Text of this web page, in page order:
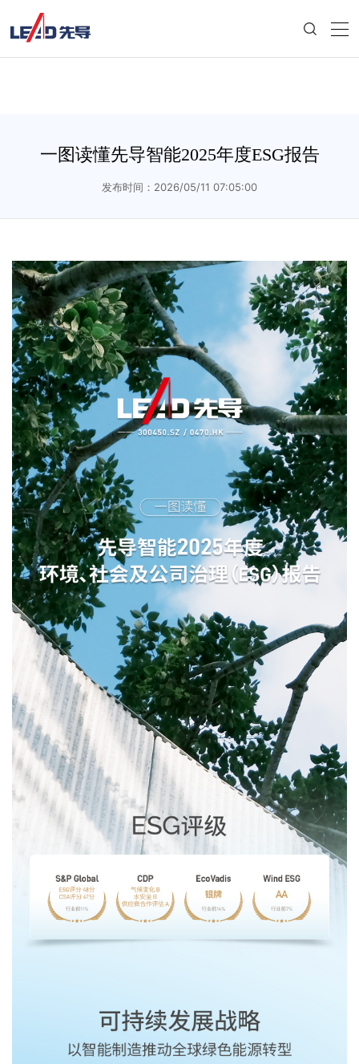
一图读懂先导智能2025年度ESG报告
发布时间：2026/05/11 07:05:00